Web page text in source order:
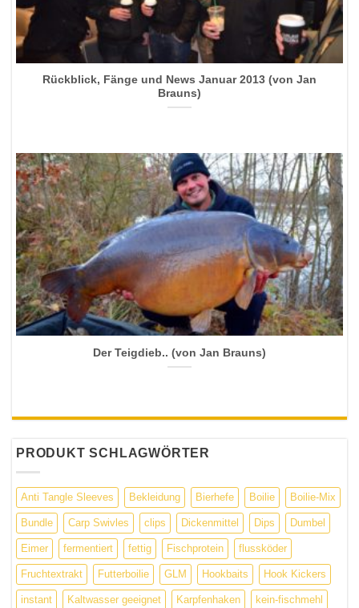
Rückblick, Fänge und News Januar 2013 (von Jan
Brauns)
Der Teigdieb.. (von Jan Brauns)
PRODUKT SCHLAGWÖRTER
Anti Tangle Sleeves Bekleidung Bierhefe Boilie Boilie-Mix
Bundle Carp Swivles clips Dickenmittel Dips Dumbel
Eimer fermentiert fettig Fischprotein flussköder
Fruchtextrakt Futterboilie GLM Hookbaits Hook Kickers
instant Kaltwasser geeignet Karpfenhaken kein-fischmehl